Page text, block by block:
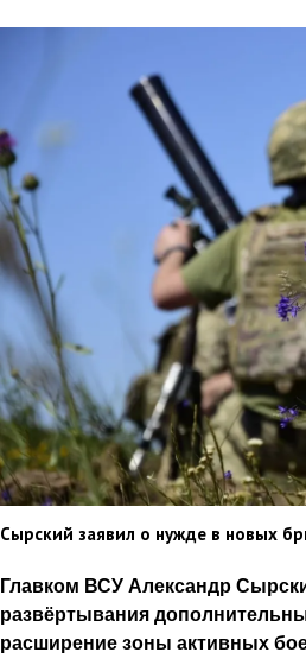
Сырский заявил о нужде в новых
Главком ВСУ Александр
развёртывания
расширение зоны активных